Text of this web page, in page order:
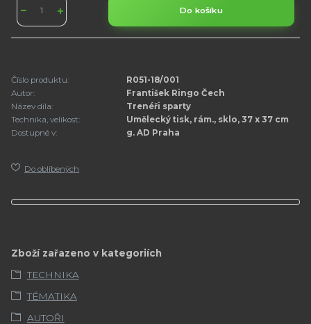
Do košíku
Číslo produktu:
R051-18/001
Autor:
František Ringo Čech
Název díla:
Trenéři sparty
Technika, velikost:
Umělecký tisk, rám., sklo, 37 x 37 cm
Dostupné v:
g. AD Praha
Do oblíbených
Zboží zařazeno v kategoriích
TECHNIKA
TÉMATIKA
AUTOŘI